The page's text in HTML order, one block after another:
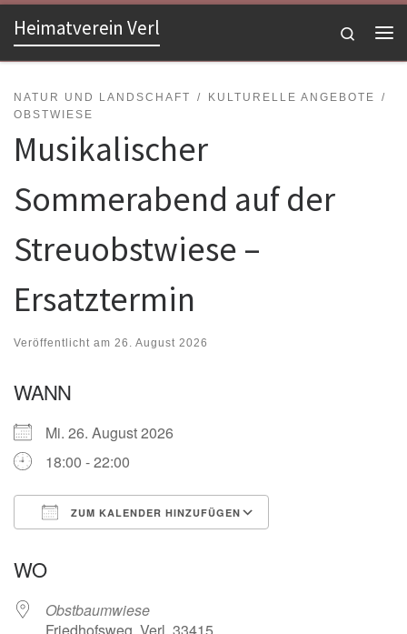
Zum Inhalt springen
Heimatverein Verl
Search
NATUR UND LANDSCHAFT
KULTURELLE ANGEBOTE
OBSTWIESE
Musikalischer
Sommerabend auf der
Streuobstwiese –
Ersatztermin
Veröffentlicht am 26. August 2026
WANN
Mi. 26. August 2026
18:00 - 22:00
ZUM KALENDER HINZUFÜGEN
WO
Obstbaumwiese
Friedhofsweg, Verl, 33415